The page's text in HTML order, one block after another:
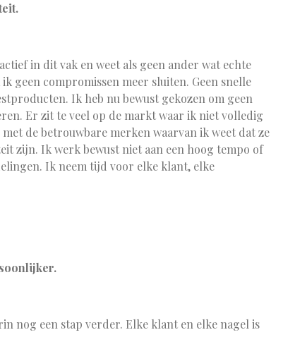
in dit vak en weet als geen ander wat echte
geen compromissen meer sluiten. Geen snelle
Ik heb nu bewust gekozen om geen
Er zit te veel op de markt waar ik niet volledig
de betrouwbare merken waarvan ik weet dat ze
zijn. Ik werk bewust niet aan een hoog tempo of
Ik neem tijd voor elke klant, elke
nog een stap verder. Elke klant en elke nagel is